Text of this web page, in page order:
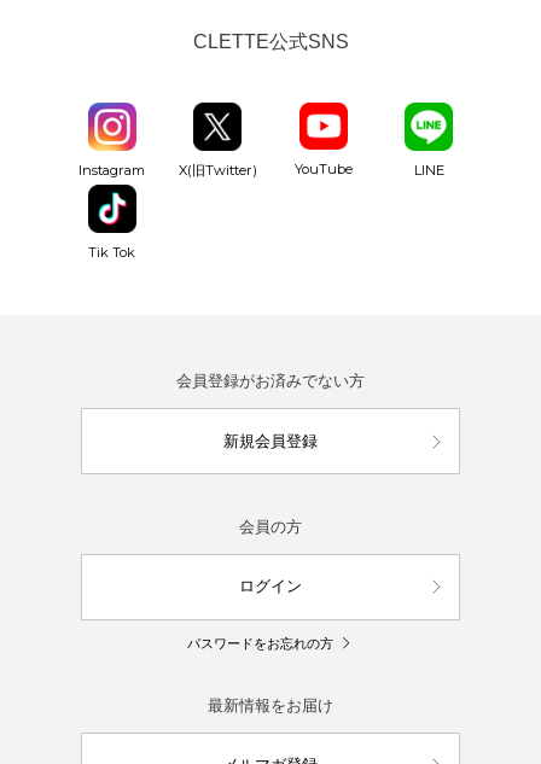
CLETTE公式SNS
Instagram X(旧Twitter) YouTube LINE
Tik Tok
会員登録がお済みでない方
新規会員登録
会員の方
ログイン
パスワードをお忘れの方
最新情報をお届け